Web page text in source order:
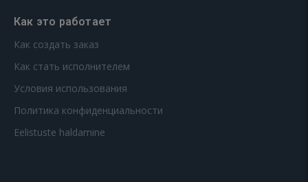
Как это работает
Как создать заказ
Как стать исполнителем
Условия использования
Политика конфиденциальности
Eelistuste haldamine